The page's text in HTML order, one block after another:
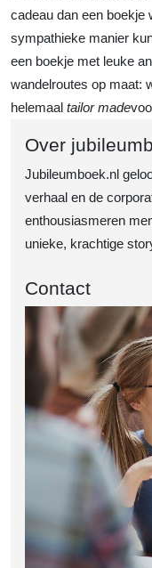
Over
Jubileumboek.nl
verhaal en de
enthousiasmeren
unieke, krachtige
Contact
cadeau dan een boekje
sympathieke manier
een boekje met leuke
wandelroutes op maat:
helemaal tailor made